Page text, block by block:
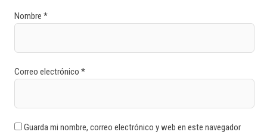
Nombre *
Correo electrónico *
Guarda mi nombre, correo electrónico y web en este navegador